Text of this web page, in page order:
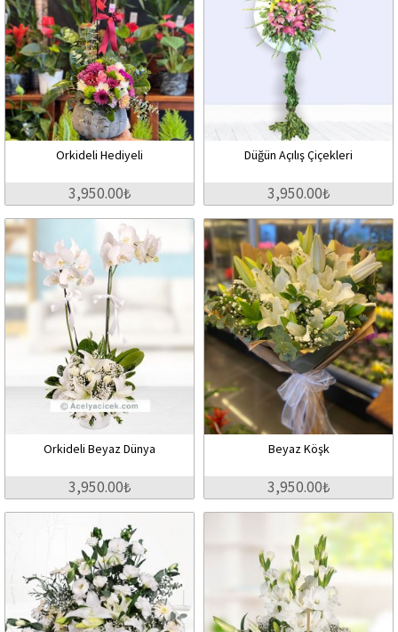
Orkideli Hediyeli
3,950.00₺
Düğün Açılış Çiçekleri
3,950.00₺
Orkideli Beyaz Dünya
3,950.00₺
Beyaz Köşk
3,950.00₺